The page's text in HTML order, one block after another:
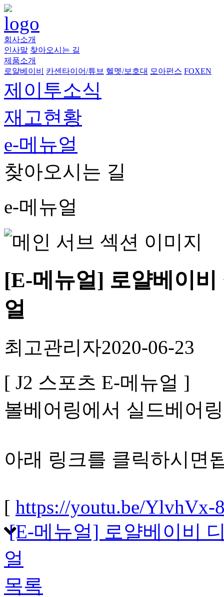
회사소개
인사말 찾아오시는 길
제품소개
로얄베이비
카센타이어/튜브 헬멧/보호대 모아펀스 FOXEN
제이투소식
재고현황
e-메뉴얼
찾아오시는 길
e-메뉴얼
[E-메뉴얼] 로얄베이
얼
최고관리자2020-06-23
[ J2 스포츠 E-메뉴얼 ]
볼베어링에서 실드베어
아래 링크를 클릭하시면
[ https://youtu.be/YlvhVx-
[E-메뉴얼] 로얄베이비
얼
목록